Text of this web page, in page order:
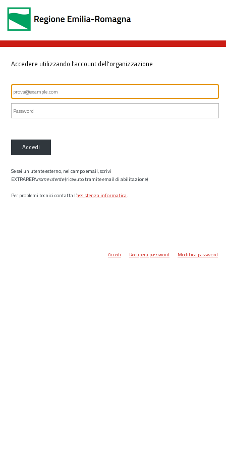
Accedere utilizzando l'account dell'organizzazione
Accedi
Se sei un utente esterno, nel campo email, scrivi
EXTRARER\nome utente(ricevuto tramite email di abilitazione)
Per problemi tecnici contatta l’assistenza informatica.
Accedi Recupera password Modifica password